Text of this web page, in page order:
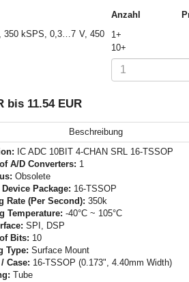
350 kSPS, 0,3…7 V, 450
Anzahl
1+
10+
bis 11.54 EUR
Beschreibung
IC ADC 10BIT 4-CHAN SRL 16-TSSOP
A/D Converters: 1
Obsolete
Package: 16-TSSOP
Rate (Per Second): 350k
Temperature: -40°C ~ 105°C
SPI, DSP
Bits: 10
Type: Surface Mount
Case: 16-TSSOP (0.173", 4.40mm Width)
Tube